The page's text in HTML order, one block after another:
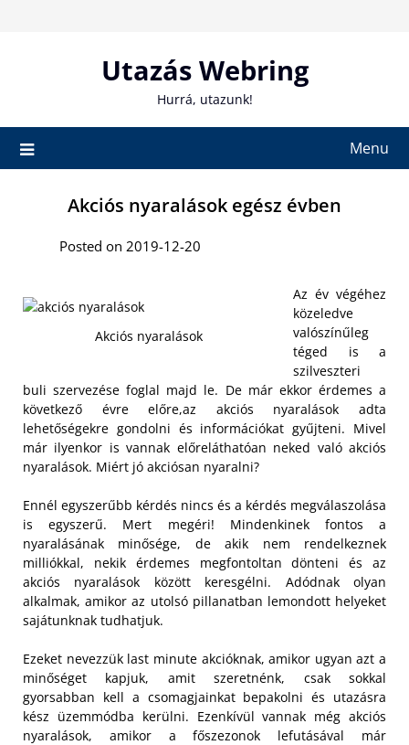
Utazás Webring
Hurrá, utazunk!
Menu
Akciós nyaralások egész évben
Posted on 2019-12-20
Akciós nyaralások
Az év végéhez
közeledve
valószínűleg
téged is a
szilveszteri
buli szervezése foglal majd le. De már ekkor érdemes a
következő évre előre,az akciós nyaralások adta
lehetőségekre gondolni és információkat gyűjteni. Mivel
már ilyenkor is vannak előreláthatóan neked való akciós
nyaralások. Miért jó akciósan nyaralni?
Ennél egyszerűbb kérdés nincs és a kérdés megválaszolása
is egyszerű. Mert megéri! Mindenkinek fontos a
nyaralásának minősége, de akik nem rendelkeznek
milliókkal, nekik érdemes megfontoltan dönteni és az
akciós nyaralások között keresgélni. Adódnak olyan
alkalmak, amikor az utolsó pillanatban lemondott helyeket
sajátunknak tudhatjuk.
Ezeket nevezzük last minute akcióknak, amikor ugyan azt a
minőséget kapjuk, amit szeretnénk, csak sokkal
gyorsabban kell a csomagjainkat bepakolni és utazásra
kész üzemmódba kerülni. Ezenkívül vannak még akciós
nyaralások, amikor a főszezonok lefutásával már